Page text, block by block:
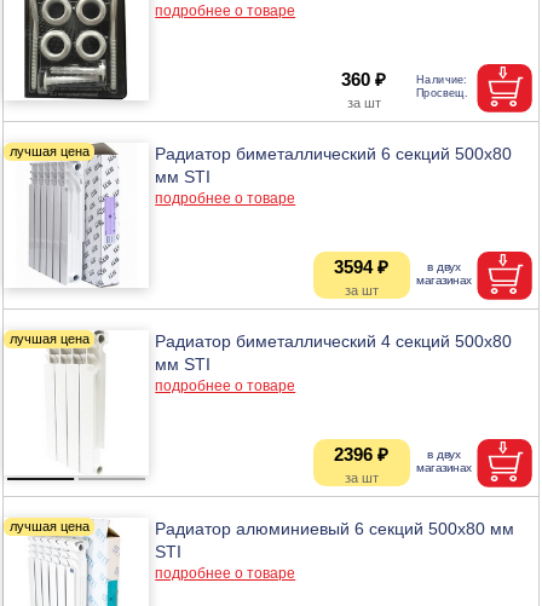
подробнее о товаре
360 ₽
Радиатор биметаллический 6 секций 500х80
мм STI
подробнее о товаре
3594 ₽
Радиатор биметаллический 4 секций 500х80
мм STI
подробнее о товаре
2396 ₽
Радиатор алюминиевый 6 секций 500х80 мм
STI
подробнее о товаре